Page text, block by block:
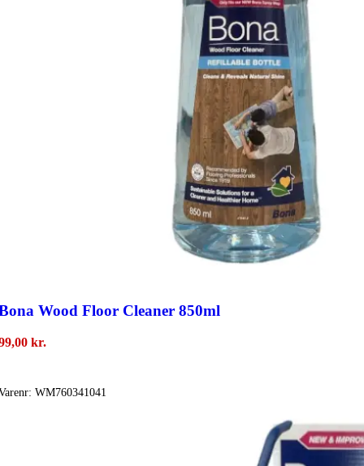
Wood Floor Cleaner 850ml
kr.
WM760341041